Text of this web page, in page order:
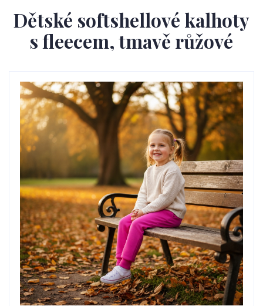
Dětské softshellové kalhoty
s fleecem, tmavě růžové